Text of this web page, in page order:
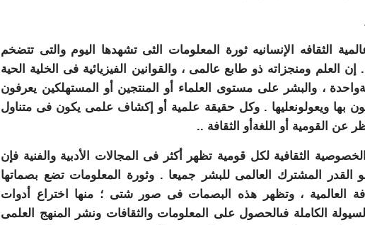
الثقافه الإنسانيه ثورة المعلومات الثى تشهدها اليوم والتى تتضخم
إن العلم ومنجزاته ذو طابع عالمى ، والقوانين الفيزيائية فى الخلية الحية
واحدة ، والبشر على مستوى العلماء أو المنتجين أو المستهلكين يعرفون
بها ويعولونعليها . وكل حقيقة علمية أو إكشاف علمى يكون فى متناول
عن القومية أو اللغة أو الثقافة ..
الخصوصية الثقافية لكل قومية تظهر أكثر فى المجالات الأدبية والفنية فإن
القدر المشترك العالمى للبشر جميعا . وثورة المعلومات تضع بصماتها
العالمية ، وتظهر هذه البصمات فى صور شتى ؛ منها اختراع أدوات
الكاملة فىالحصول على المعلومات والثقافات ونشر المنهج العلمى